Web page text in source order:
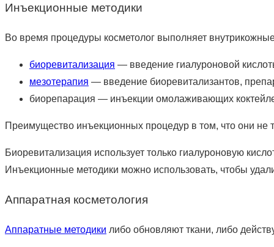
Инъекционные методики
Во время процедуры косметолог выполняет
биоревитализация — введение гиалуроновой
мезотерапия — введение биоревитализантов,
биорепарация — инъекции омолаживающих
Преимущество инъекционных процедур в том, что они не
Биоревитализация использует только гиалуроновую
Инъекционные методики можно использовать, чтобы
Аппаратная косметология
Аппаратные методики либо обновляют ткани, либо